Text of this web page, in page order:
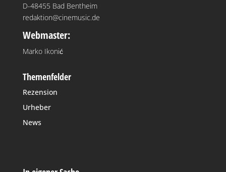
D-48455 Bad Bentheim
redaktion@cinemusic.de
Webmaster:
Marko Ikonić
Themenfelder
Rezension
Urheber
News